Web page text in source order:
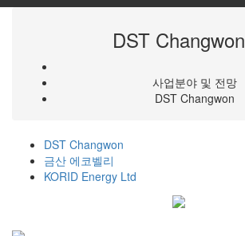
DST Changwon
사업분야 및 전망
DST Changwon
DST Changwon
금산 에코벨리
KORID Energy Ltd